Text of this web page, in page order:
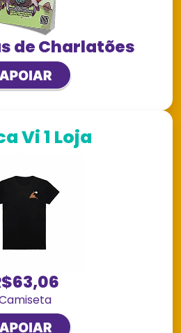
de Charlatões
Vi 1 Loja